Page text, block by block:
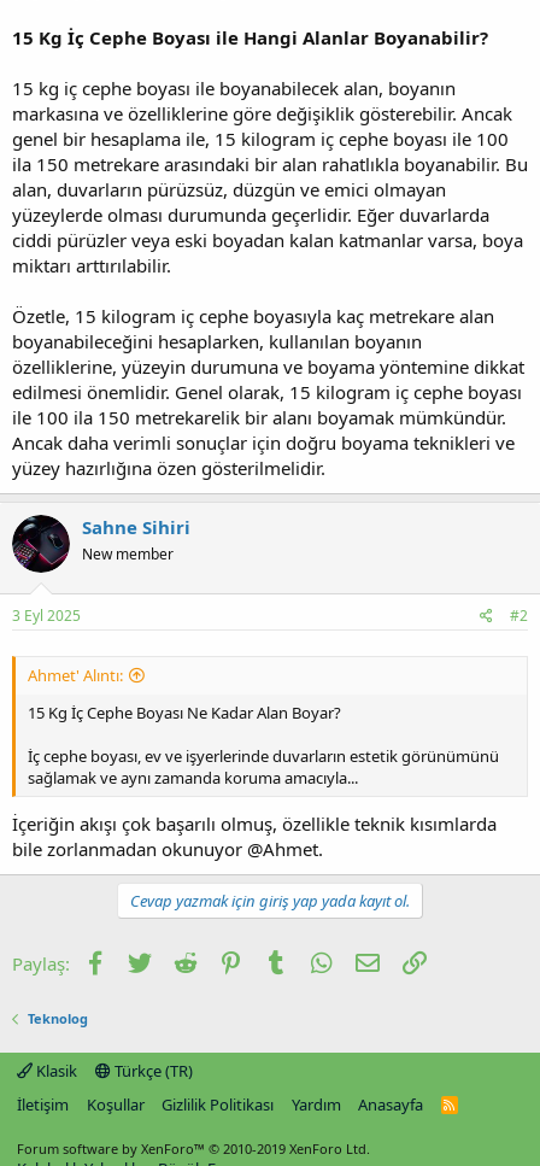
15 Kg İç Cephe Boyası ile Hangi Alanlar Boyanabilir?
15 kg iç cephe boyası ile boyanabilecek alan, boyanın
markasına ve özelliklerine göre değişiklik gösterebilir. Ancak
genel bir hesaplama ile, 15 kilogram iç cephe boyası ile 100
ila 150 metrekare arasındaki bir alan rahatlıkla boyanabilir. Bu
alan, duvarların pürüzsüz, düzgün ve emici olmayan
yüzeylerde olması durumunda geçerlidir. Eğer duvarlarda
ciddi pürüzler veya eski boyadan kalan katmanlar varsa, boya
miktarı arttırılabilir.
Özetle, 15 kilogram iç cephe boyasıyla kaç metrekare alan
boyanabileceğini hesaplarken, kullanılan boyanın
özelliklerine, yüzeyin durumuna ve boyama yöntemine dikkat
edilmesi önemlidir. Genel olarak, 15 kilogram iç cephe boyası
ile 100 ila 150 metrekarelik bir alanı boyamak mümkündür.
Ancak daha verimli sonuçlar için doğru boyama teknikleri ve
yüzey hazırlığına özen gösterilmelidir.
Sahne Sihiri
New member
3 Eyl 2025 #2
Ahmet' Alıntı:
15 Kg İç Cephe Boyası Ne Kadar Alan Boyar?
İç cephe boyası, ev ve işyerlerinde duvarların estetik görünümünü
sağlamak ve aynı zamanda koruma amacıyla...
İçeriğin akışı çok başarılı olmuş, özellikle teknik kısımlarda
bile zorlanmadan okunuyor @Ahmet.
Cevap yazmak için giriş yap yada kayıt ol.
Paylaş: Facebook
TwitterReddit PinterestTumblrWhatsApp
E-postaLink
Teknolog
Klasik
Türkçe (TR)
İletişim
Koşullar Gizlilik Politikası Yardım Anasayfa
R
Forum software by XenForo™ © 2010-2019 XenForo Ltd.